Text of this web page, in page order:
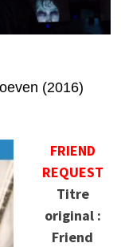
(2016)
FRIEND
REQUEST
Titre
original :
Friend